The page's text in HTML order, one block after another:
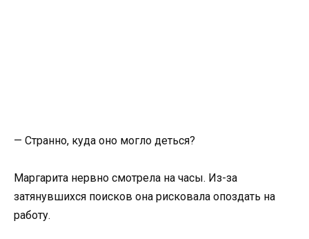
— Странно, куда оно могло деться?
Маргарита нервно смотрела на часы. Из-за
затянувшихся поисков она рисковала опоздать на
работу.